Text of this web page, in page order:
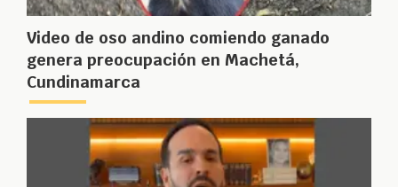
Video de oso andino comiendo ganado
genera preocupación en Machetá,
Cundinamarca